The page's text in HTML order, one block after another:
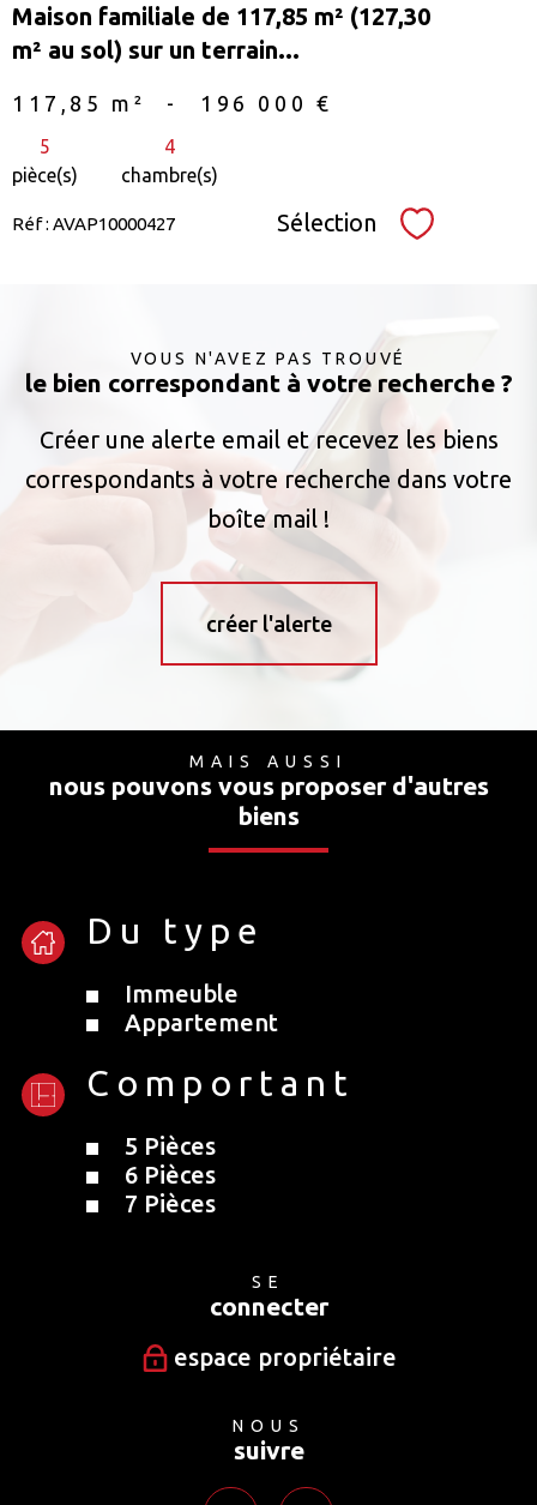
Maison familiale de 117,85 m² (127,30
m² au sol) sur un terrain...
117,85 m² - 196 000 €
5
pièce(s)
4
chambre(s)
Réf : AVAP10000427 Sélection
VOUS N'AVEZ PAS TROUVÉ
le bien correspondant à votre recherche ?
Créer une alerte email et recevez les biens
correspondants à votre recherche dans votre
boîte mail !
créer l'alerte
MAIS AUSSI
nous pouvons vous proposer d'autres
biens
Du type
Immeuble
Appartement
Comportant
5 Pièces
6 Pièces
7 Pièces
SE
connecter
espace propriétaire
NOUS
suivre